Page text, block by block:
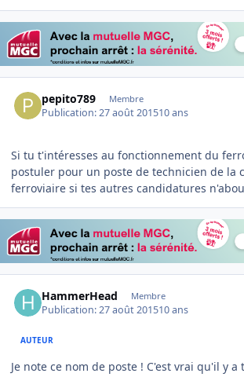
pepito789 Membre
Publication:27 août 201510 ans
Si tu t'intéresses au fonctionnement du
postuler pour un poste de technicien de la
ferroviaire si tes autres candidatures
HammerHead Membre
Publication:27 août 201510 ans
AUTEUR
Je note ce nom de poste ! C'est vrai qu'il y